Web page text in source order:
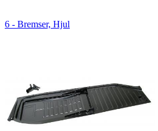
6 - Bremser, Hjul